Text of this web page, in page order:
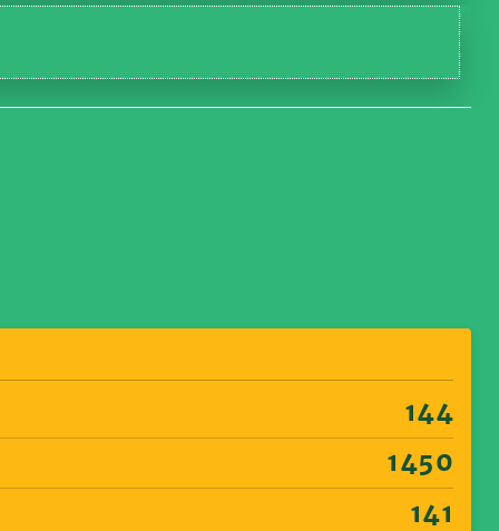
144
1450
141